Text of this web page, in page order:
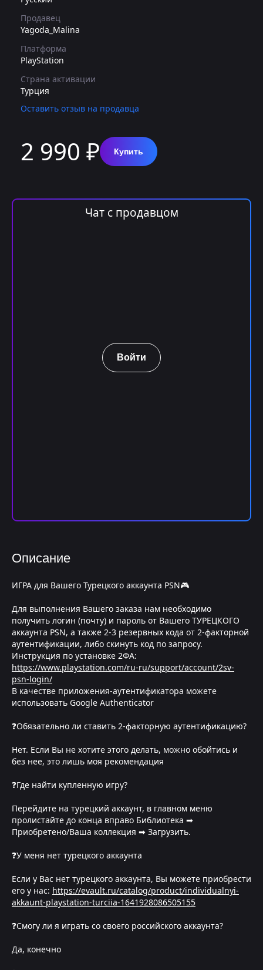
Продавец
Yagoda_Malina
Платформа
PlayStation
Страна активации
Турция
Оставить отзыв на продавца
2 990 ₽ Купить
Чат с продавцом
Войти
Описание
ИГРА для Вашего Турецкого аккаунта PSN🎮
Для выполнения Вашего заказа нам необходимо
получить логин (почту) и пароль от Вашего ТУРЕЦКОГО
аккаунта PSN, а также 2-3 резервных кода от 2-факторной
аутентификации, либо скинуть код по запросу.
Инструкция по установке 2ФА:
https://www.playstation.com/ru-ru/support/account/2sv-
psn-login/
В качестве приложения-аутентификатора можете
использовать Google Authenticator
❓Обязательно ли ставить 2-факторную аутентификацию?
Нет. Если Вы не хотите этого делать, можно обойтись и
без нее, это лишь моя рекомендация
❓Где найти купленную игру?
Перейдите на турецкий аккаунт, в главном меню
пролистайте до конца вправо Библиотека ➡
Приобретено/Ваша коллекция ➡ Загрузить.
❓У меня нет турецкого аккаунта
Если у Вас нет турецкого аккаунта, Вы можете приобрести
его у нас: https://evault.ru/catalog/product/individualnyi-
akkaunt-playstation-turciia-1641928086505155
❓Смогу ли я играть со своего российского аккаунта?
Да, конечно